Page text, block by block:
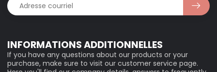
INFORMATIONS ADDITIONNELLES
If you have any questions about our products or your
purchase, make sure to visit our customer service page.